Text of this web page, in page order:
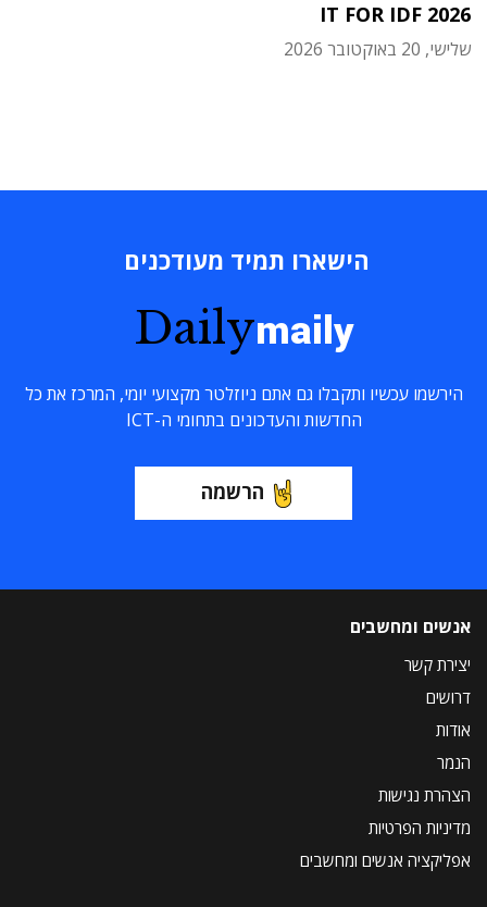
IT FOR IDF 2026
שלישי, 20 באוקטובר 2026
הישארו תמיד מעודכנים
Dailymaily
הירשמו עכשיו ותקבלו גם אתם ניוזלטר מקצועי יומי, המרכז את כל
החדשות והעדכונים בתחומי ה-ICT
הרשמה
אנשים ומחשבים
יצירת קשר
דרושים
אודות
הנמר
הצהרת נגישות
מדיניות הפרטיות
אפליקציה אנשים ומחשבים